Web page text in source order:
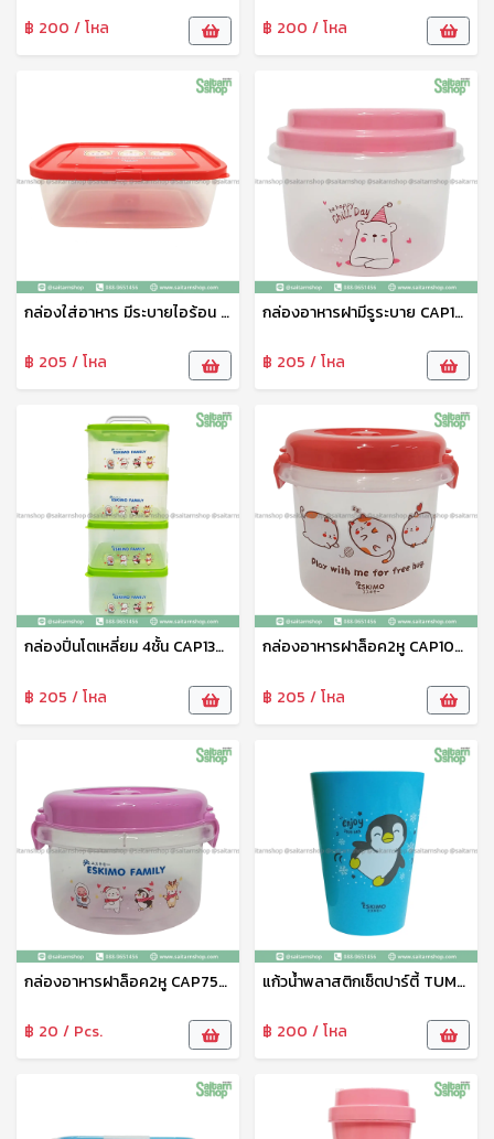
฿ 200 / โหล ฿ 200 / โหล
กล่องใส่อาหาร มีระบายไอร้อน CAP2100MI Eskimo
฿ 205 / โหล
กล่องอาหารฝามีรูระบาย CAP1430MI Eskimo
฿ 205 / โหล
กล่องปิ่นโตเหลี่ยม 4ชั้น CAP1320 Eskimo
฿ 205 / โหล
กล่องอาหารฝาล็อค2หู CAP1000B Eskimo
฿ 205 / โหล
กล่องอาหารฝาล็อค2หู CAP750B Eskimo
฿ 20 / Pcs.
แก้วน้ำพลาสติกเซ็ตปาร์ตี้ TUM9012S Eskimo
฿ 200 / โหล